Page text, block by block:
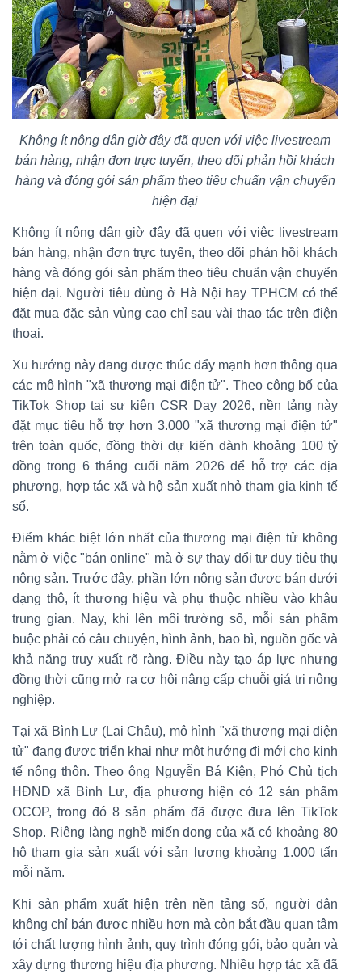
Không ít nông dân giờ đây đã quen với việc livestream
bán hàng, nhận đơn trực tuyến, theo dõi phản hồi khách
hàng và đóng gói sản phẩm theo tiêu chuẩn vận chuyển
hiện đại
Không ít nông dân giờ đây đã quen với việc livestream
bán hàng, nhận đơn trực tuyến, theo dõi phản hồi khách
hàng và đóng gói sản phẩm theo tiêu chuẩn vận chuyển
hiện đại. Người tiêu dùng ở Hà Nội hay TPHCM có thể
đặt mua đặc sản vùng cao chỉ sau vài thao tác trên điện
thoại.
Xu hướng này đang được thúc đẩy mạnh hơn thông qua
các mô hình "xã thương mại điện tử". Theo công bố của
TikTok Shop tại sự kiện CSR Day 2026, nền tảng này
đặt mục tiêu hỗ trợ hơn 3.000 "xã thương mại điện tử"
trên toàn quốc, đồng thời dự kiến dành khoảng 100 tỷ
đồng trong 6 tháng cuối năm 2026 để hỗ trợ các địa
phương, hợp tác xã và hộ sản xuất nhỏ tham gia kinh tế
số.
Điểm khác biệt lớn nhất của thương mại điện tử không
nằm ở việc "bán online" mà ở sự thay đổi tư duy tiêu thụ
nông sản. Trước đây, phần lớn nông sản được bán dưới
dạng thô, ít thương hiệu và phụ thuộc nhiều vào khâu
trung gian. Nay, khi lên môi trường số, mỗi sản phẩm
buộc phải có câu chuyện, hình ảnh, bao bì, nguồn gốc và
khả năng truy xuất rõ ràng. Điều này tạo áp lực nhưng
đồng thời cũng mở ra cơ hội nâng cấp chuỗi giá trị nông
nghiệp.
Tại xã Bình Lư (Lai Châu), mô hình "xã thương mại điện
tử" đang được triển khai như một hướng đi mới cho kinh
tế nông thôn. Theo ông Nguyễn Bá Kiện, Phó Chủ tịch
HĐND xã Bình Lư, địa phương hiện có 12 sản phẩm
OCOP, trong đó 8 sản phẩm đã được đưa lên TikTok
Shop. Riêng làng nghề miến dong của xã có khoảng 80
hộ tham gia sản xuất với sản lượng khoảng 1.000 tấn
mỗi năm.
Khi sản phẩm xuất hiện trên nền tảng số, người dân
không chỉ bán được nhiều hơn mà còn bắt đầu quan tâm
tới chất lượng hình ảnh, quy trình đóng gói, bảo quản và
xây dựng thương hiệu địa phương. Nhiều hợp tác xã đã